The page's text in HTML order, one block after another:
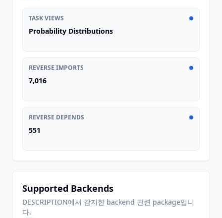
TASK VIEWS
Probability Distributions
REVERSE IMPORTS
7,016
REVERSE DEPENDS
551
Supported Backends
DESCRIPTION에서 감지한 backend 관련 package입니
다.